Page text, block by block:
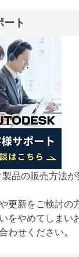
ート
品の販売方法が
更新をご検討の
をやめてしまい
わせください。